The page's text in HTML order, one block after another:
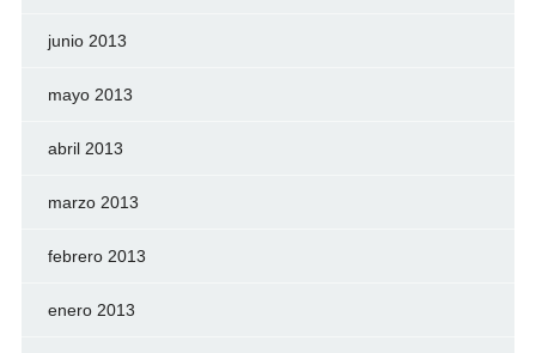
junio 2013
mayo 2013
abril 2013
marzo 2013
febrero 2013
enero 2013